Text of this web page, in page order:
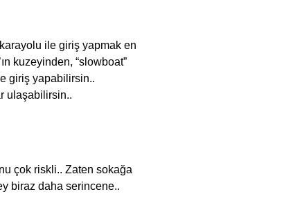
ile giriş yapmak en
kuzeyinden, “slowboat”
giriş yapabilirsin..
ulaşabilirsin..
çok riskli.. Zaten sokağa
biraz daha serincene..